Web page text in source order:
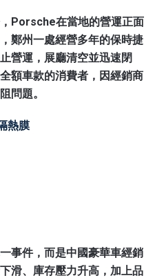
Porsche在當地的營運正面
鄭州一處經營多年的保時捷
營運，展廳清空並迅速閉
額車款的消費者，因經銷商
問題。
熱膜
事件，而是中國豪華車經銷
滑、庫存壓力升高，加上品